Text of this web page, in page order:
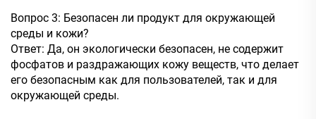
Вопрос 3: Безопасен ли продукт для окружающей
среды и кожи?
Ответ: Да, он экологически безопасен, не содержит
фосфатов и раздражающих кожу веществ, что делает
его безопасным как для пользователей, так и для
окружающей среды.